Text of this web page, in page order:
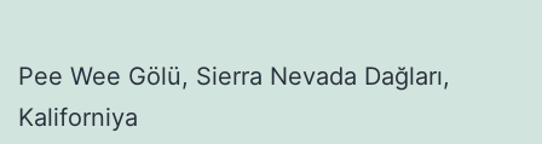
Pee Wee Gölü, Sierra Nevada Dağları,
Kaliforniya